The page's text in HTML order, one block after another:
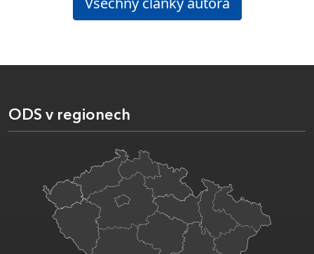
ODS v regionech